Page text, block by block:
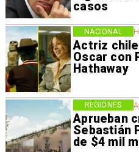
casos
Actriz
Oscar con
Hathaway
NACIONAL
Aprueban
Sebastián
de $4 mil
REGIONES